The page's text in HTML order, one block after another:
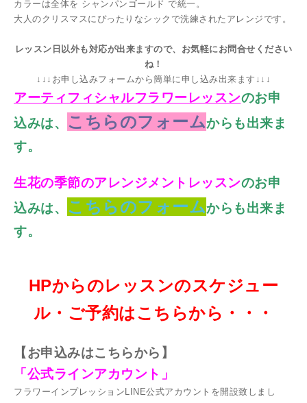
カラーは全体を シャンパンゴールド で統一。
大人のクリスマスにぴったりなシックで洗練されたアレンジです。
レッスン日以外も対応が出来ますので、お気軽にお問合せください
ね！
↓↓↓お申し込みフォームから簡単に申し込み出来ます↓↓↓
アーティフィシャルフラワーレッスンのお申
込みは、
こちらのフォームからも出来ま
す。
生花の季節のアレンジメントレッスンのお申
込みは、 こちらのフォームからも出来ま
す。
HPからのレッスンのスケジュー
ル・ご予約はこちらから・・・
【お申込みはこちらから】
「公式ラインアカウント」
フラワーインプレッションLINE公式アカウントを開設致しまし